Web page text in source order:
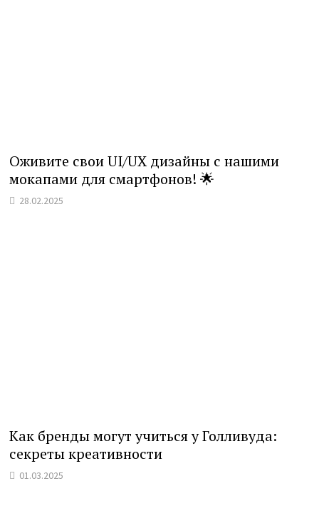
Оживите свои UI/UX дизайны с нашими
мокапами для смартфонов! 🌟
28.02.2025
Как бренды могут учиться у Голливуда:
секреты креативности
01.03.2025